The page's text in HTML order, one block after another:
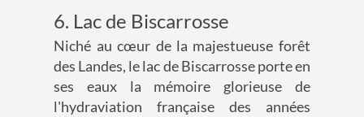
6. Lac de Biscarrosse
Niché au cœur de la majestueuse forêt
des Landes, le lac de Biscarrosse porte en
ses eaux la mémoire glorieuse de
l'hydraviation française des années